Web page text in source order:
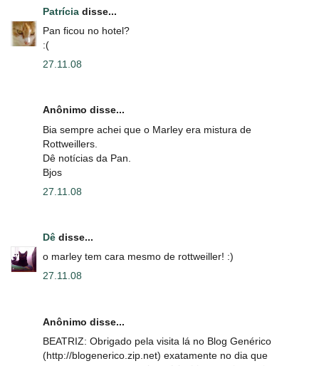
Patrícia disse...
Pan ficou no hotel?
:(
27.11.08
Anônimo disse...
Bia sempre achei que o Marley era mistura de
Rottweillers.
Dê notícias da Pan.
Bjos
27.11.08
Dê disse...
o marley tem cara mesmo de rottweiller! :)
27.11.08
Anônimo disse...
BEATRIZ: Obrigado pela visita lá no Blog Genérico
(http://blogenerico.zip.net) exatamente no dia que